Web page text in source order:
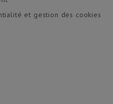
et gestion des cookies